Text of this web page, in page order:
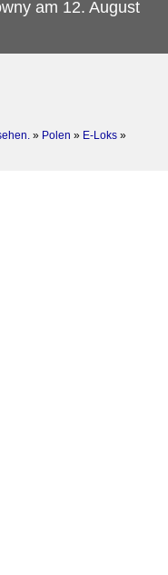
am 12. August
» Polen » E-Loks »